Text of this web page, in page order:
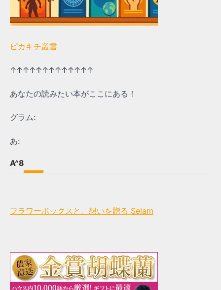
ピカキチ叢書
↑↑↑↑↑↑↑↑↑↑↑↑↑
あなたの読みたい本がここにある！
グラム:
あ:
A^8
フラワーボックスと、想いを贈る Selam